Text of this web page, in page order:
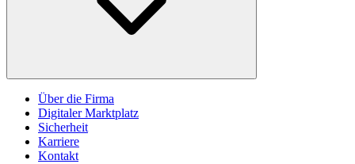
Über die Firma
Digitaler Marktplatz
Sicherheit
Karriere
Kontakt